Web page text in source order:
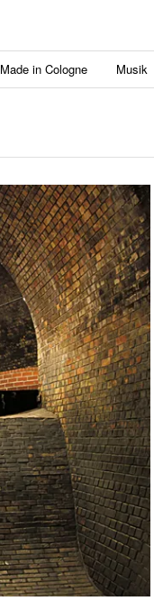
Made in Cologne Musik